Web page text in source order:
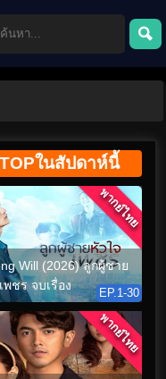
ในสัปดาห์นี้
Will (2026) ลูกผู้ชาย
พชร จบเรื่อง
EP.1-30
พากย์ไทย
พากย์ไทย